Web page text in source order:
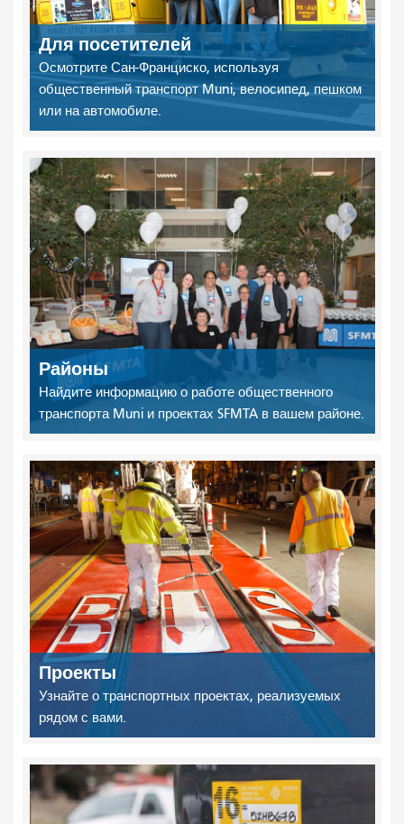
Для посетителей
Осмотрите Сан-Франциско, используя
общественный транспорт Muni, велосипед, пешком
или на автомобиле.
Районы
Найдите информацию о работе общественного
транспорта Muni и проектах SFMTA в вашем районе.
Проекты
Узнайте о транспортных проектах, реализуемых
рядом с вами.